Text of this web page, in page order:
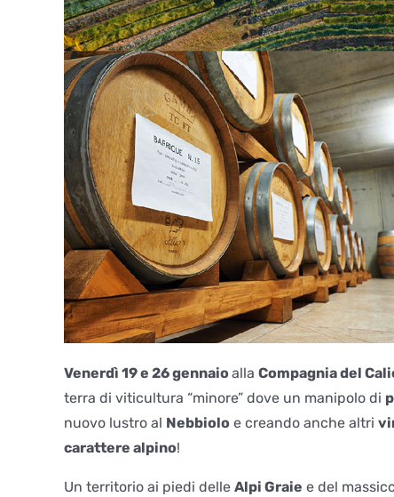
Venerdì 19 e 26 gennaio alla Compagnia del
terra di viticultura “minore” dove un manipolo di
nuovo lustro al Nebbiolo e creando anche altri
carattere alpino!
Un territorio ai piedi delle Alpi Graie e del